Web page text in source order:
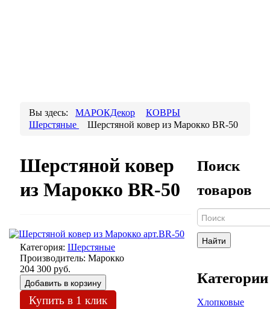
Вы здесь: МАРОКДекор
КОВРЫ
Шерстяные
Шерстяной ковер из Марокко BR-50
Шерстяной ковер
из Марокко BR-50
Категория: Шерстяные
Производитель: Марокко
204 300 руб.
Купить в 1 клик
Поиск
товаров
Найти
Категории
Хлопковые